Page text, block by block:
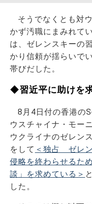
そうでなくとも対
かず汚職にまみれて
は、ゼレンスキーの
かり信頼が揺らいで
帯びだした。
◆習近平に助けを
8月4日付の香港の
ウスチャイナ・モー
ウクライナのゼレン
をして ＜独占 ゼレ
侵略を終わらせるた
談」を求めている＞
した。